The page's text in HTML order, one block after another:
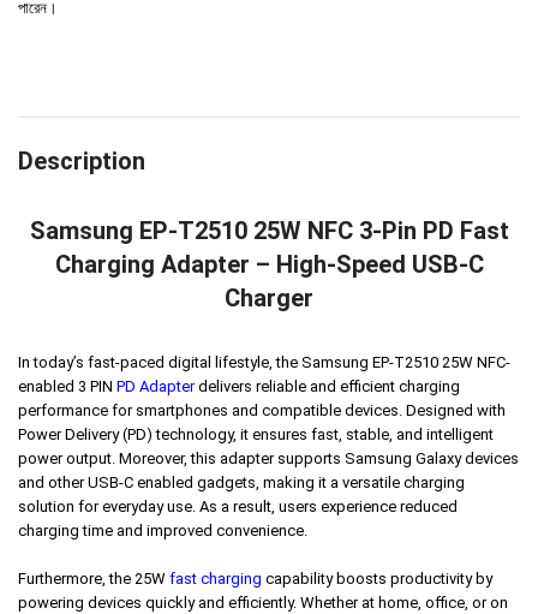
পারেন।
Description
Samsung EP-T2510 25W NFC 3-Pin PD Fast
Charging Adapter – High-Speed USB-C
Charger
In today’s fast-paced digital lifestyle, the Samsung EP-T2510 25W NFC-
enabled 3 PIN PD Adapterdelivers reliable and efficient charging
performance for smartphones and compatible devices. Designed with
Power Delivery (PD) technology, it ensures fast, stable, and intelligent
power output. Moreover, this adapter supports Samsung Galaxy devices
and other USB-C enabled gadgets, making it a versatile charging
solution for everyday use. As a result, users experience reduced
charging time and improved convenience.
Furthermore, the 25W fast charging capability boosts productivity by
powering devices quickly and efficiently. Whether at home, office, or on